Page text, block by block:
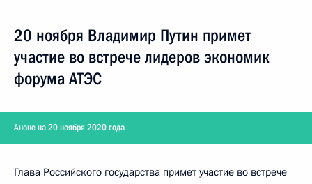
20 ноября Владимир Путин примет
участие во встрече лидеров экономик
форума АТЭС
Анонс на 20 ноября 2020 года
Глава Российского государства примет участие во встрече